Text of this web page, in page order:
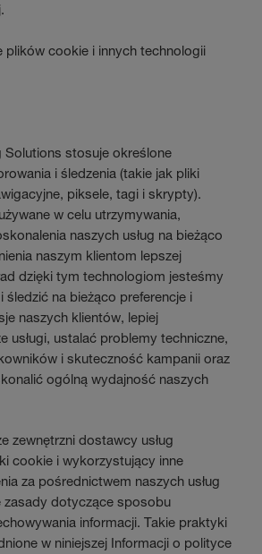
cookie i innych technologii
Solutions stosuje określone
i śledzenia (takie jak pliki
piksele, tagi i skrypty).
w celu utrzymywania,
naszych usług na bieżąco
naszym klientom lepszej
dzięki tym technologiom jesteśmy
śledzić na bieżąco preferencje i
naszych klientów, lepiej
usługi, ustalać problemy techniczne,
i skuteczność kampanii oraz
ogólną wydajność naszych
zewnętrzni dostawcy usług
cookie i wykorzystujący inne
za pośrednictwem naszych usług
zasady dotyczące sposobu
informacji. Takie praktyki
w niniejszej Informacji o polityce